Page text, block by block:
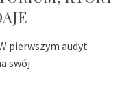
pierwszym audyt
swój